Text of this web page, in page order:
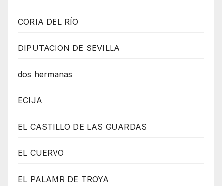
CORIA DEL RÍO
DIPUTACION DE SEVILLA
dos hermanas
ECIJA
EL CASTILLO DE LAS GUARDAS
EL CUERVO
EL PALAMR DE TROYA